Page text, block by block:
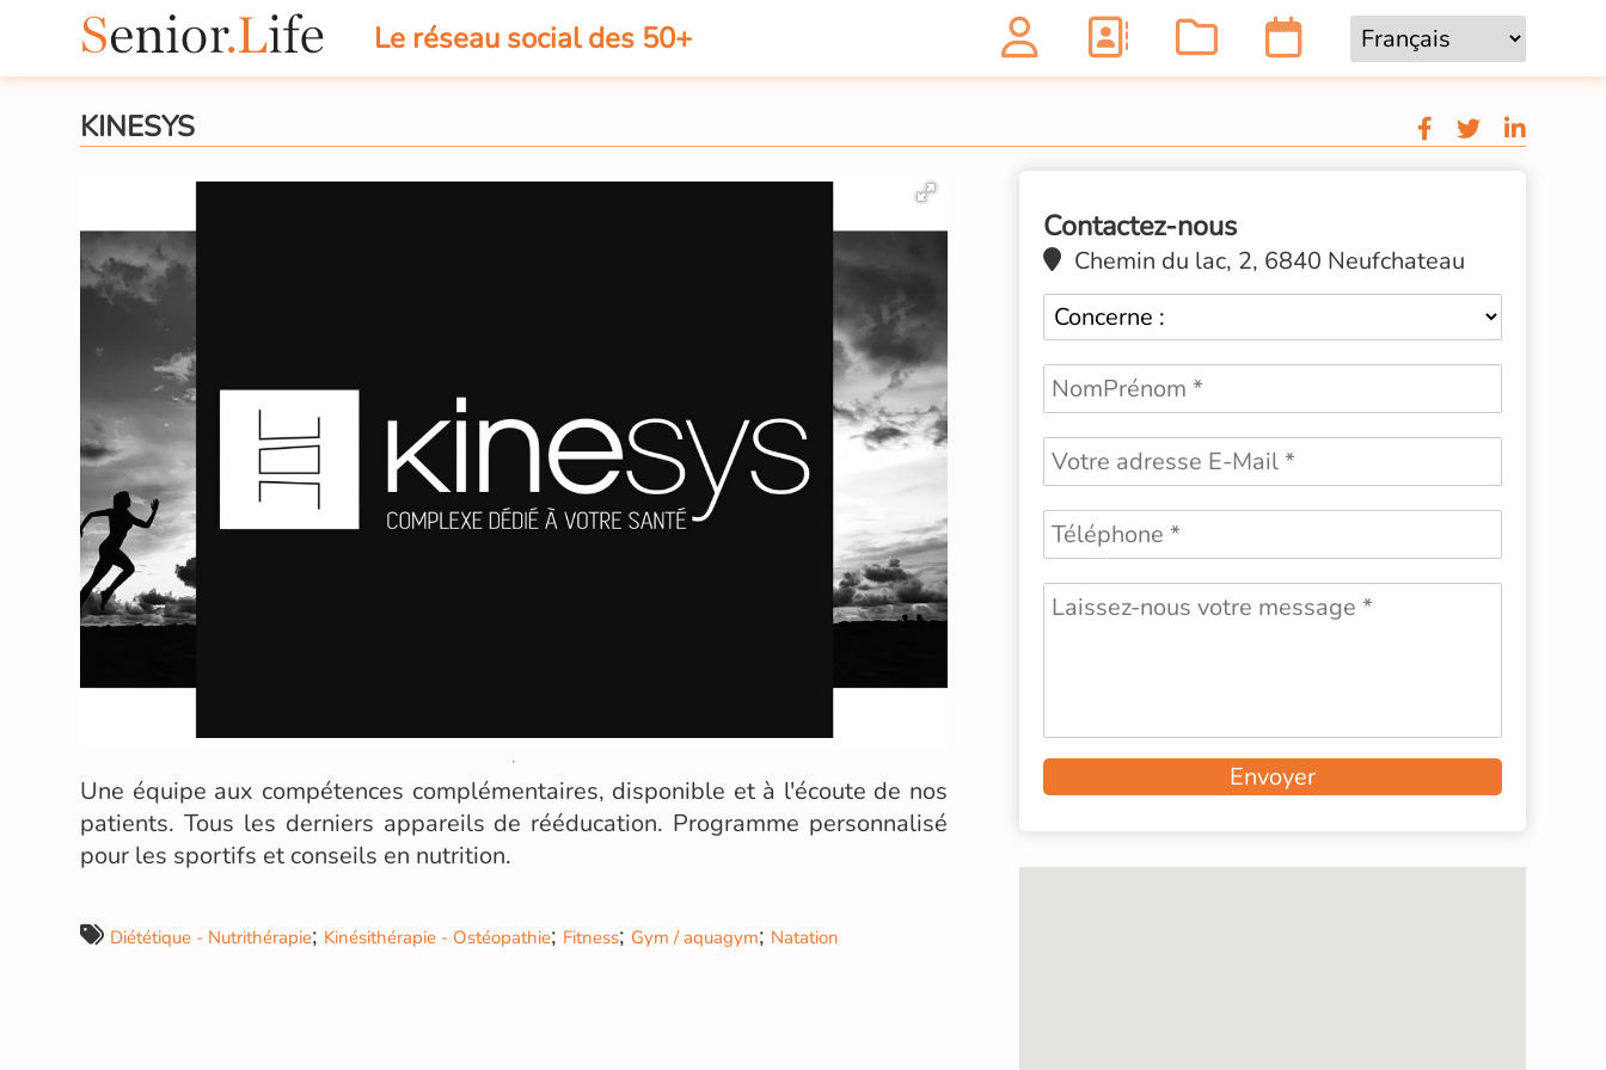
Le réseau social des 50+
KINESYS
Une équipe aux compétences complémentaires, disponible et à l'écoute de nos
patients. Tous les derniers appareils de rééducation. Programme personnalisé
pour les sportifs et conseils en nutrition.
Diététique - Nutrithérapie; Kinésithérapie - Ostéopathie; Fitness; Gym / aquagym; Natation
Contactez-nous
Chemin du lac, 2, 6840 Neufchateau
Envoyer